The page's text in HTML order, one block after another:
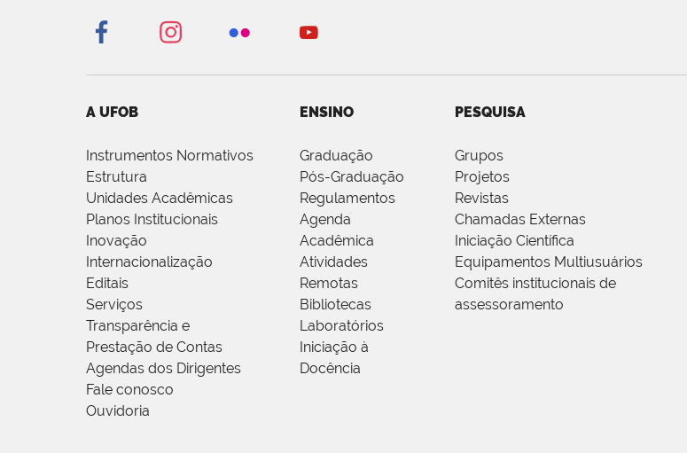
A UFOB
Instrumentos Normativos
Estrutura
Unidades Acadêmicas
Planos Institucionais
Inovação
Internacionalização
Editais
Serviços
Transparência e
Prestação de Contas
Agendas dos Dirigentes
Fale conosco
Ouvidoria
ENSINO
Graduação
Pós-Graduação
Regulamentos
Agenda
Acadêmica
Atividades
Remotas
Bibliotecas
Laboratórios
Iniciação à
Docência
PESQUISA
Grupos
Projetos
Revistas
Chamadas Externas
Iniciação Científica
Equipamentos Multiusuários
Comitês institucionais de
assessoramento